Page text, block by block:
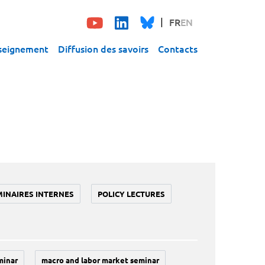
FREN
Diffusion des savoirs Contacts
INTERNES POLICY LECTURES
macro and labor market seminar